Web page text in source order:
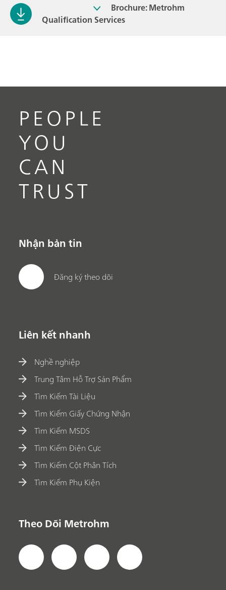
Brochure: Metrohm
Qualification Services
PEOPLE
YOU
CAN
TRUST
Nhận bản tin
Đăng ký theo dõi
Liên kết nhanh
Nghề nghiệp
Trung Tâm Hỗ Trợ Sản Phẩm
Tìm Kiếm Tài Liệu
Tìm Kiếm Giấy Chứng Nhận
Tìm Kiếm MSDS
Tìm Kiếm Điện Cực
Tìm Kiếm Cột Phân Tích
Tìm Kiếm Phụ Kiện
Theo Dõi Metrohm